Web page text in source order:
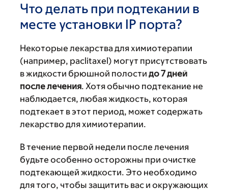
Что делать при подтекании в
месте установки IP порта?
Некоторые лекарства для химиотерапии
(например, paclitaxel) могут присутствовать
в жидкости брюшной полости до 7 дней
после лечения. Хотя обычно подтекание не
наблюдается, любая жидкость, которая
подтекает в этот период, может содержать
лекарство для химиотерапии.
В течение первой недели после лечения
будьте особенно осторожны при очистке
подтекающей жидкости. Это необходимо
для того, чтобы защитить вас и окружающих